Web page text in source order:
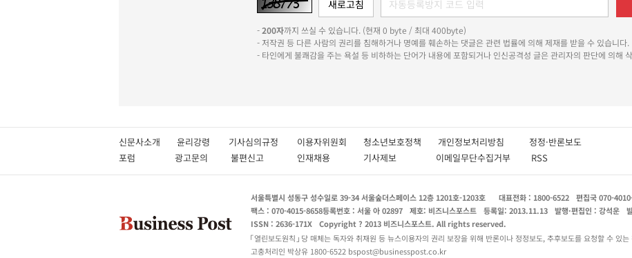
-200자까지 쓰실 수 있습니다. (현재 0 byte / 최대 400byte)
- 저작권 등 다른 사람의 권리를 침해하거나 명예를 훼손하는 댓글은 관련 법률에 의해 제재를 받을 수 있습니다.
- 타인에게 불쾌감을 주는 욕설 등 비하하는 단어가 내용에 포함되거나 인신공격성 글은 관리자의 판단에 의해
신문사소개 윤리강령 기사심의규정 이용자위원회 청소년보호정책 개인정보처리방침 정정·반론보도
포럼
광고문의 불편신고 인재채용 기사제보 이메일무단수집거부 RSS
서울특별시 성동구 성수일로 39-34 서울숲더스페이스 12층 1201호-1203호 대표전화 : 1800-6522 편집국 070-
팩스 : 070-4015-8658등록번호 : 서울 아 02897 제호: 비즈니스포스트 등록일: 2013.11.13 발행·편집인 : 강석운
ISSN : 2636-171X
Copyright ? 2013 비즈니스포스트. All rights reserved.
열린보도원칙
당 매체는 독자와 취재원 등 뉴스이용자의 권리 보장을 위해 반론이나 정정보도, 추후보도를 요청할 수 있
고충처리인 박상유 1800-6522 bspost@businesspost.co.kr